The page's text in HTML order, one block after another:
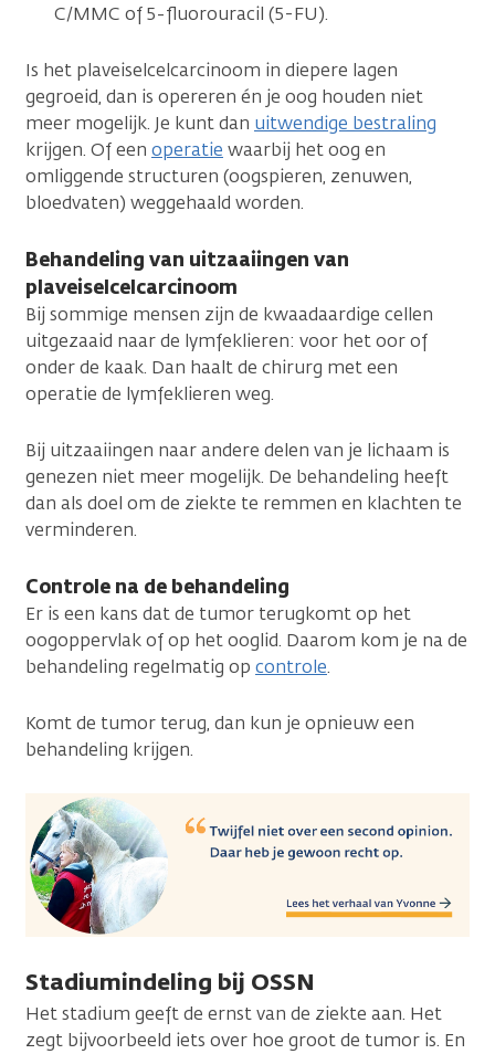
C/MMC of 5-fluorouracil (5-FU).
Is het plaveiselcelcarcinoom in diepere lagen
gegroeid, dan is opereren én je oog houden niet
meer mogelijk. Je kunt dan uitwendige bestraling
krijgen. Of een operatie waarbij het oog en
omliggende structuren (oogspieren, zenuwen,
bloedvaten) weggehaald worden.
Behandeling van uitzaaiingen van
plaveiselcelcarcinoom
Bij sommige mensen zijn de kwaadaardige cellen
uitgezaaid naar de lymfeklieren: voor het oor of
onder de kaak. Dan haalt de chirurg met een
operatie de lymfeklieren weg.
Bij uitzaaiingen naar andere delen van je lichaam is
genezen niet meer mogelijk. De behandeling heeft
dan als doel om de ziekte te remmen en klachten te
verminderen.
Controle na de behandeling
Er is een kans dat de tumor terugkomt op het
oogoppervlak of op het ooglid. Daarom kom je na de
behandeling regelmatig op controle.
Komt de tumor terug, dan kun je opnieuw een
behandeling krijgen.
Stadiumindeling bij OSSN
Het stadium geeft de ernst van de ziekte aan. Het
zegt bijvoorbeeld iets over hoe groot de tumor is. En